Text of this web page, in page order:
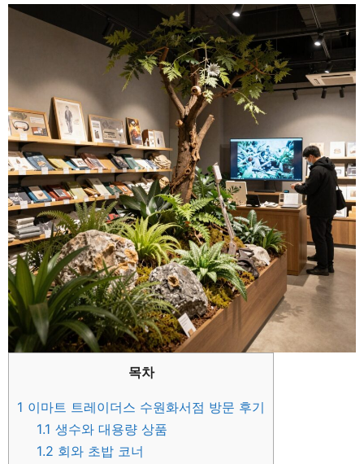
목차
1 이마트 트레이더스 수원화서점 방문 후기
1.1 생수와 대용량 상품
1.2 회와 초밥 코너